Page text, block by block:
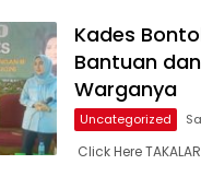
Kades
Bantuan
Warganya
Uncategorized
Click Here